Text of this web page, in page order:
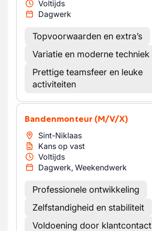
Voltijds
Dagwerk
Topvoorwaarden en extra’s
Variatie en moderne techniek
Prettige teamsfeer en leuke
activiteiten
Bandenmonteur (M/V/X)
Sint-Niklaas
Kans op vast
Voltijds
Dagwerk, Weekendwerk
Professionele ontwikkeling
Zelfstandigheid en stabiliteit
Voldoening door klantcontact